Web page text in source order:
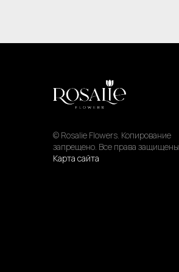
© Rosalie Flowers. Копирование
запрещено. Все права защищены
Карта сайта